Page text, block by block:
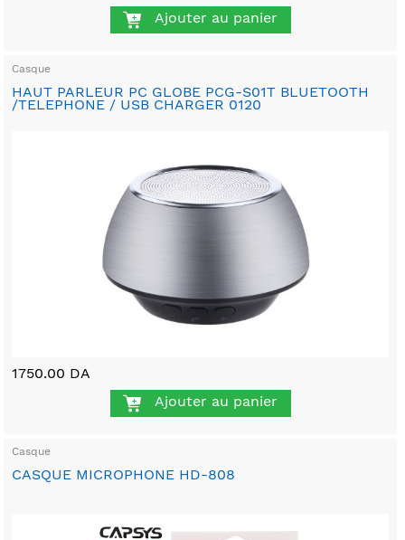
Ajouter au panier
Casque
HAUT PARLEUR PC GLOBE PCG-S01T BLUETOOTH
/TELEPHONE / USB CHARGER 0120
1750.00 DA
Ajouter au panier
Casque
CASQUE MICROPHONE HD-808